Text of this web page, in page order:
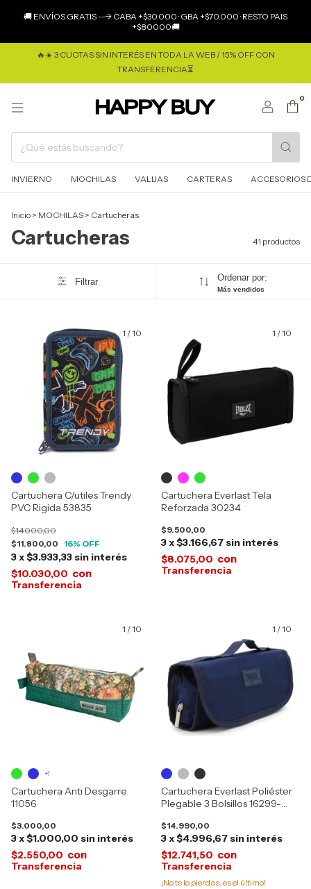
🚚 ENVÍOS GRATIS ---> CABA +$30.000 · GBA +$70.000 · RESTO PAIS
+$80000🚚
🔥☀️ 3 CUOTAS SIN INTERÉS EN TODA LA WEB / 15% OFF CON
TRANSFERENCIA⏳
0
INVIERNO MOCHILAS VALIJAS CARTERAS ACCESORIOS
Inicio > MOCHILAS > Cartucheras
Cartucheras 41 productos
Filtrar Ordenar por:
Más vendidos
1 /10
Cartuchera C/utiles Trendy
PVC Rigida 53835
$11.800,00
$14.000,00
16% OFF
3x$3.933,33 sin interés
$10.030,00 con
1 /10
Cartuchera Everlast Tela
Reforzada 30234
$9.500,00
3x$3.166,67 sin interés
$8.075,00 con
1 /10
Cartuchera Anti Desgarre
11056
$3.000,00
3x$1.000,00 sin interés
$2.550,00 con
+1
1 /10
Cartuchera Everlast Poliéster
Plegable 3 Bolsillos 16299-
$14.990,00
3x$4.996,67 sin interés
$12.741,50 con
¡No te lo pierdas, es el último!